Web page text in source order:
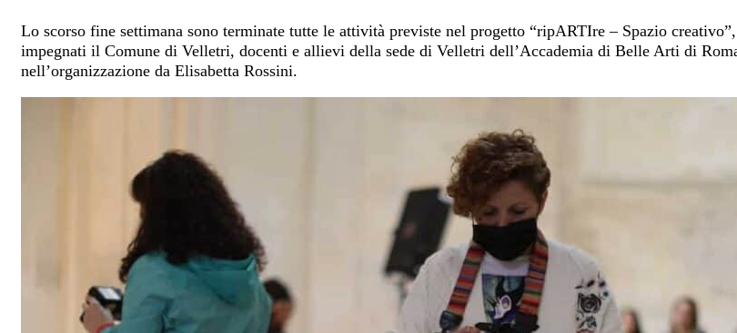
Lo scorso fine settimana sono terminate tutte le attività previste nel progetto “ripARTIre – Spazio
impegnati il Comune di Velletri, docenti e allievi della sede di Velletri dell’Accademia di Belle Arti di
nell’organizzazione da Elisabetta Rossini.